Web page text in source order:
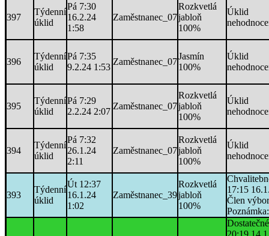
397
Týdenní
úklid
Pá 7:30
16.2.24
1:58
Zaměstnanec_07
Rozkvetlá
jabloň
100%
Úklid
396
Týdenní
úklid
Pá 7:35
9.2.24 1:53
Zaměstnanec_07
Jasmín
100%
Úklid
395
Týdenní
úklid
Pá 7:29
2.2.24 2:07
Zaměstnanec_07
Rozkvetlá
jabloň
100%
Úklid
394
Týdenní
úklid
Pá 7:32
26.1.24
2:11
Zaměstnanec_07
Rozkvetlá
jabloň
100%
Úklid
393
Týdenní
úklid
Út 12:37
16.1.24
1:02
Zaměstnanec_39
Rozkvetlá
jabloň
100%
17:15
Člen
20:19